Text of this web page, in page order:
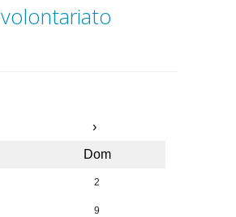
volontariato
›
Dom
2
9